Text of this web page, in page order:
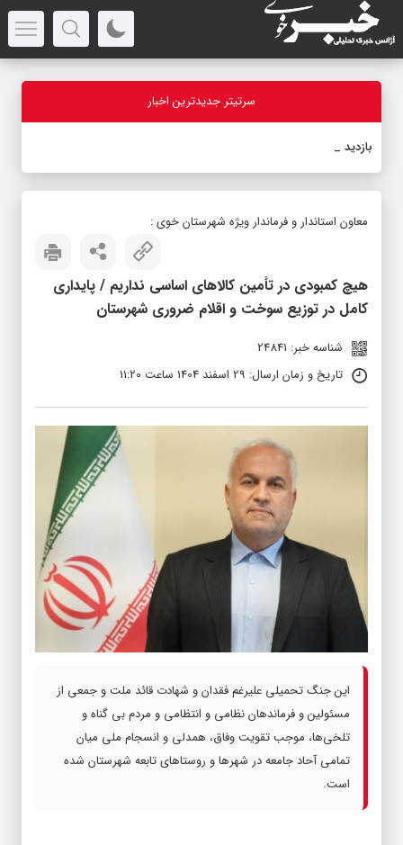
سرتیتر جدیدترین اخبار
بازدید استاند
معاون استاندار و فرماندار ویژه شهرستان خوی :
هیچ کمبودی در تأمین کالاهای اساسی نداریم / پایداری
کامل در توزیع سوخت و اقلام ضروری شهرستان
شناسه خبر: 24841
تاریخ و زمان ارسال: 29 اسفند 1404 ساعت 11:20
این جنگ تحمیلی علیرغم فقدان و شهادت قائد ملت و جمعی از
مسئولین و فرماندهان نظامی و انتظامی و مردم بی گناه و
تلخی‌ها، موجب تقویت وفاق، همدلی و انسجام ملی میان
تمامی آحاد جامعه در شهرها و روستاهای تابعه شهرستان شده
است.